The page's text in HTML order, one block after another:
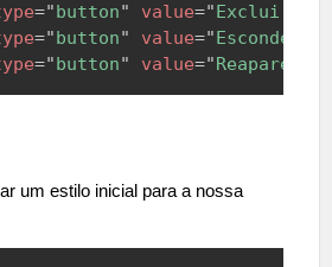
="button" value="Exclui
="button" value="Esconde a
="button" value="Reaparece
um estilo inicial para a nossa